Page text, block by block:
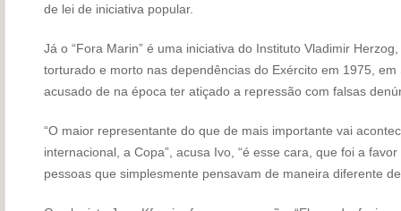
de lei de iniciativa popular.
Já o “Fora Marin” é uma iniciativa do Instituto Vladimir
torturado e morto nas dependências do Exército em 1975, em
acusado de na época ter atiçado a repressão com falsas
“O maior representante do que de mais importante vai
internacional, a Copa”, acusa Ivo, “é esse cara, que foi a
pessoas que simplesmente pensavam de maneira diferente